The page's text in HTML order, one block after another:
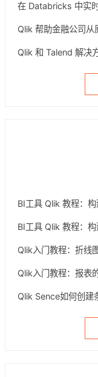
在 Databricks 中实
Qlik 帮助金融公司从
Qlik 和 Talend 解决
BI工具 Qlik 教程：
BI工具 Qlik 教程：
Qlik入门教程：折线
Qlik入门教程：报表
Qlik Sence如何创建